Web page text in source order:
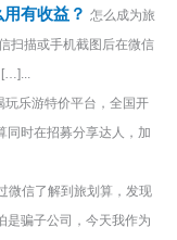
有收益？ 怎么成为旅
扫描或手机截图后在微信
玩乐游特价平台，全国开
同时在招募分享达人，加
微信了解到旅划算，发现
是骗子公司，今天我作为